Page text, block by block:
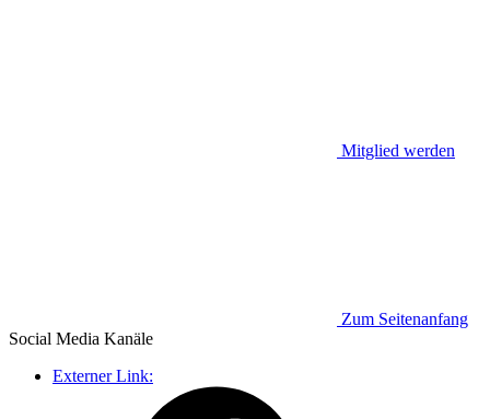
Mitglied werden
Zum Seitenanfang
Social Media Kanäle
Externer Link: